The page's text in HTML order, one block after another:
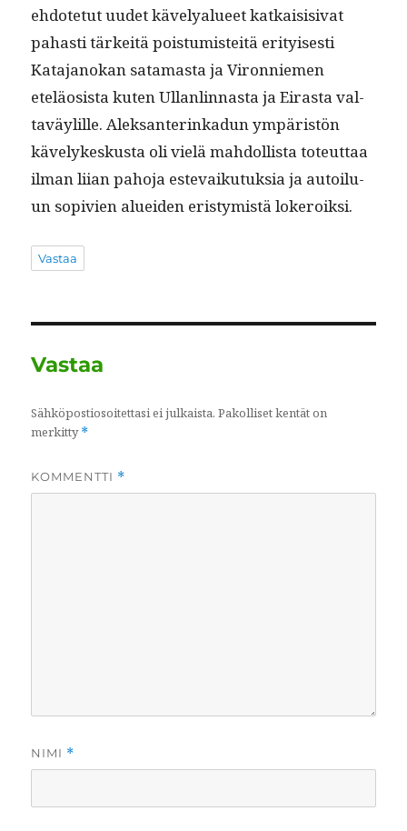
ehdote­tut uudet kävelyalueet katkai­si­si­vat
pahasti tärkeitä pois­tu­mis­teitä eri­tyis­es­ti
Kata­janokan sata­mas­ta ja Viron­niemen
eteläo­sista kuten Ullan­lin­nas­ta ja Eiras­ta val­
taväylille. Alek­san­terinkadun ympäristön
käve­lykeskus­ta oli vielä mah­dol­lista toteut­taa
ilman liian paho­ja este­vaiku­tuk­sia ja autoilu­
un sopivien aluei­den eristymistä lokeroiksi.
Vastaa
Vastaa
Sähköpostiosoitettasi ei julkaista. Pakolliset kentät on
merkitty*
KOMMENTTI *
NIMI *